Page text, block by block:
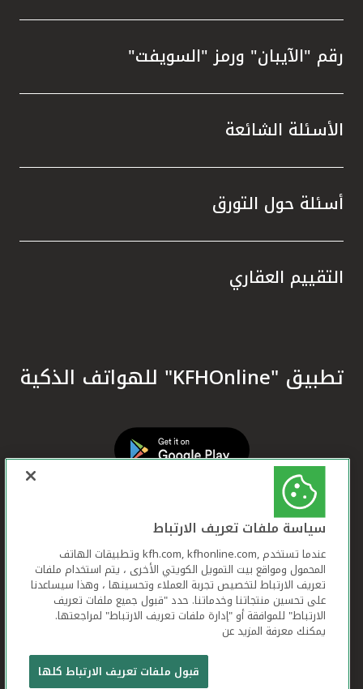
رقم "الآيبان" ورمز "السويفت"
الأسئلة الشائعة
أسئلة حول التورق
التقييم العقاري
تطبيق "KFHOnline" للهواتف الذكية
بيت التمويل الكويتي جميع الحقوق محفوظة © 2026
سياسة ملفات تعريف الارتباط
عندما تستخدم ,kfh.com, kfhonline.com وتطبيقات الهاتف
المحمول ومواقع بيت التمويل الكويتي الأخرى ، يتم استخدام ملفات
تعريف الارتباط لتخصيص تجربة العملاء وتحسينها ، وهذا سيساعدنا
على تحسين منتجاتنا وخدماتنا. حدد "قبول جميع ملفات تعريف
الارتباط" للموافقة أو "إدارة ملفات تعريف الارتباط" لمراجعتها.
يمكنك معرفة المزيد عن
قبول ملفات تعريف الارتباط كلها